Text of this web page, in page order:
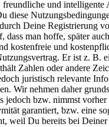
und
diese
Deine
man hoffe, später
kostenfreie und
Er ist z.
Zahlen oder andere
juristisch relevante
Wir nehmen daher
jedoch bzw. nimmst
garantiert, bzw. eine
Du bereits bei